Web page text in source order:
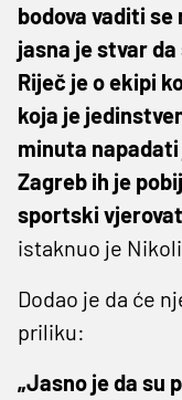
bodova vaditi se
jasna je stvar
Riječ je o ekipi
koja je
minuta napadati
Zagreb ih je
sportski
istaknuo je
Dodao je da će
priliku:
„Jasno je da su